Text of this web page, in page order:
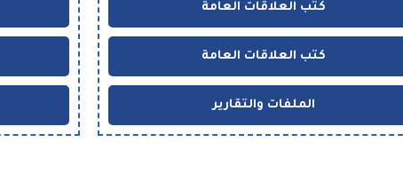
كتب العلاقات العامة
كتب العلاقات العامة
الملفات والتقارير